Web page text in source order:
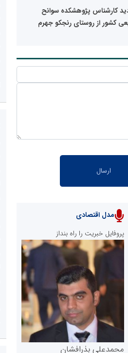
کارشناس پژوهشکده سوانح
کشور از روستای رنجکو جهرم
مدل اقتصادی
پروفایل خبریت را راه بنداز
محمدعلی بذرافشان